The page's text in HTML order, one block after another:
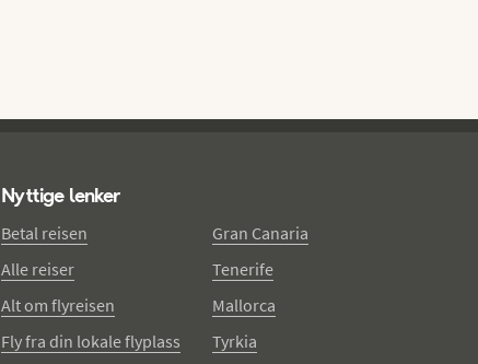
Nyttige lenker
Betal reisen
Alle reiser
Alt om flyreisen
Fly fra din lokale flyplass
Gran Canaria
Tenerife
Mallorca
Tyrkia